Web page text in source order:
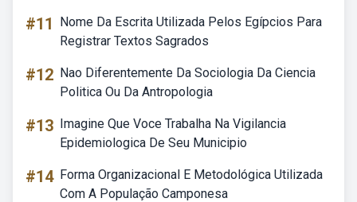
#11
Nome Da Escrita Utilizada Pelos Egípcios Para
Registrar Textos Sagrados
#12 Nao Diferentemente Da Sociologia Da Ciencia
Politica Ou Da Antropologia
#13 Imagine Que Voce Trabalha Na Vigilancia
Epidemiologica De Seu Municipio
#14 Forma Organizacional E Metodológica Utilizada
Com A População Camponesa